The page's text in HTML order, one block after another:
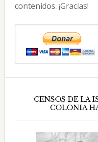
contenidos. ¡Gracias!
CENSOS DE LA
COLONIA